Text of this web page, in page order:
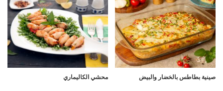
صينية بطاطس بالخضار والبيض محشي الكاليماري